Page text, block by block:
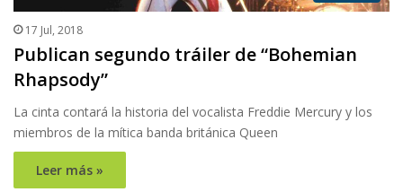
17 Jul, 2018
Publican segundo tráiler de “Bohemian
Rhapsody”
La cinta contará la historia del vocalista Freddie Mercury y los
miembros de la mítica banda británica Queen
Leer más »